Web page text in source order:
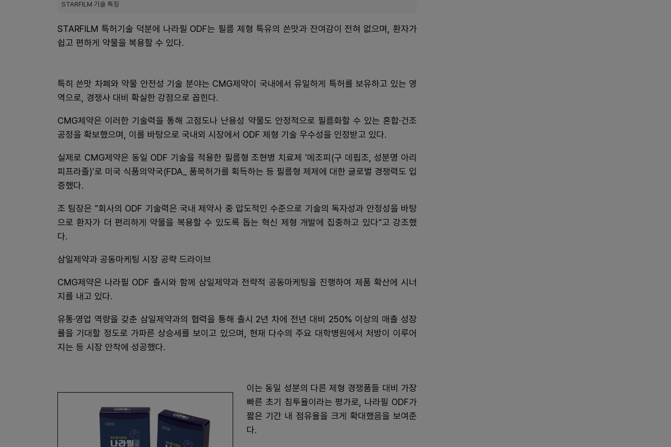
STARFILM 기술 특징
STARFILM 특허기술 덕분에 나라필 ODF는 필름 제형 특유의 쓴맛과 잔여감이 전혀 없으며, 환자가
쉽고 편하게 약물을 복용할 수 있다.
특히 쓴맛 차폐와 약물 안전성 기술 분야는 CMG제약이 국내에서 유일하게 특허를 보유하고 있는 영
역으로, 경쟁사 대비 확실한 강점으로 꼽힌다.
CMG제약은 이러한 기술력을 통해 고점도나 난용성 약물도 안정적으로 필름화할 수 있는 혼합·건조
공정을 확보했으며, 이를 바탕으로 국내외 시장에서 ODF 제형 기술 우수성을 인정받고 있다.
실제로 CMG제약은 동일 ODF 기술을 적용한 필름형 조현병 치료제 '메조피(구 데핍조, 성분명 아리
피프라졸)'로 미국 식품의약국(FDA_ 품목허가를 획득하는 등 필름형 제제에 대한 글로벌 경쟁력도 입
증했다.
조 팀장은 "회사의 ODF 기술력은 국내 제약사 중 압도적인 수준으로 기술의 독자성과 안정성을 바탕
으로 환자가 더 편리하게 약물을 복용할 수 있도록 돕는 혁신 제형 개발에 집중하고 있다"고 강조했
다.
삼일제약과 공동마케팅 시장 공략 드라이브
CMG제약은 나라필 ODF 출시와 함께 삼일제약과 전략적 공동마케팅을 진행하여 제품 확산에 시너
지를 내고 있다.
유통·영업 역량을 갖춘 삼일제약과의 협력을 통해 출시 2년 차에 전년 대비 250% 이상의 매출 성장
률을 기대할 정도로 가파른 상승세를 보이고 있으며, 현재 다수의 주요 대학병원에서 처방이 이루어
지는 등 시장 안착에 성공했다.
이는 동일 성분의 다른 제형 경쟁품들 대비 가장
빠른 초기 침투율이라는 평가로, 나라필 ODF가
짧은 기간 내 점유율을 크게 확대했음을 보여준
다.